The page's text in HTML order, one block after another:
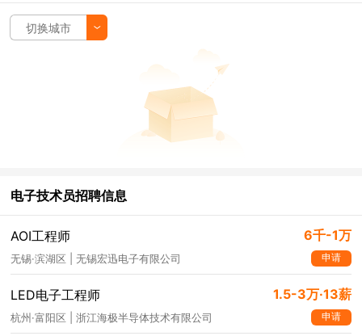
切换城市
电子技术员招聘信息
AOI工程师 6千-1万
无锡·滨湖区 | 无锡宏迅电子有限公司 申请
LED电子工程师 1.5-3万·13薪
杭州·富阳区 | 浙江海极半导体技术有限公司 申请